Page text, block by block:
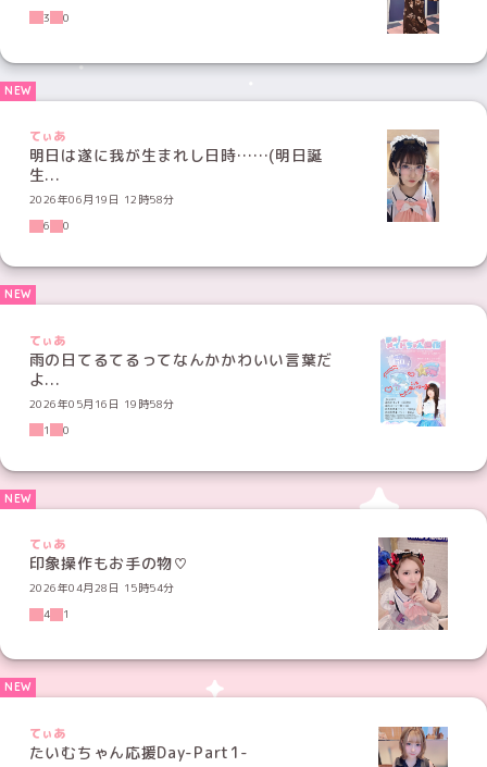
3
0
てぃあ
明日は遂に我が生まれし日時……(明日誕
生...
2026年06月19日 12時58分
6
0
てぃあ
雨の日てるてるってなんかかわいい言葉だ
よ...
2026年05月16日 19時58分
1
0
てぃあ
印象操作もお手の物♡
2026年04月28日 15時54分
4
1
てぃあ
たいむちゃん応援Day-Part1-